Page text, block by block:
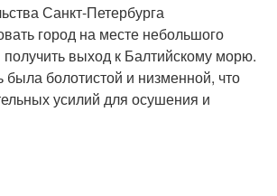
Санкт-Петербурга
город на месте небольшого
выход к Балтийскому морю.
была болотистой и низменной, что
усилий для осушения и